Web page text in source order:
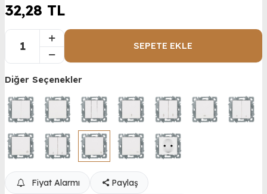
32,28 TL
SEPETE EKLE
Diğer Seçenekler
Fiyat Alarmı Paylaş